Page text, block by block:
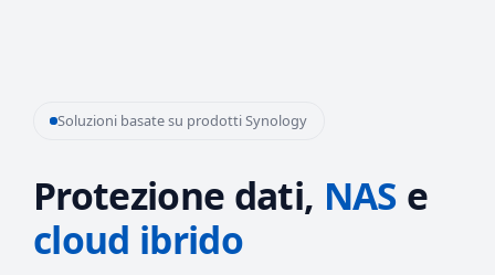
Soluzioni basate su prodotti Synology
Protezione dati, NAS e
cloud ibrido